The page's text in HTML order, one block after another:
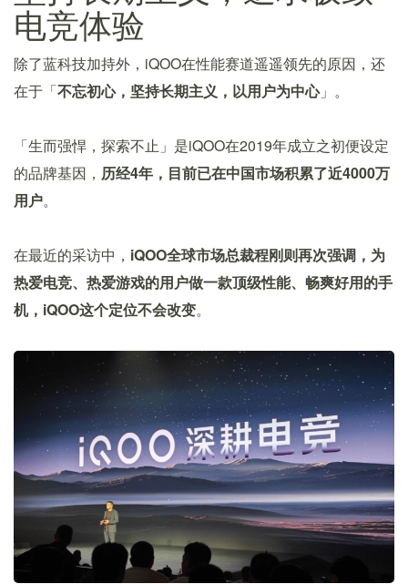
电竞体验
除了蓝科技加持外，iQOO在性能赛道遥遥领先的原因，还
在于「不忘初心，坚持长期主义，以用户为中心」。
「生而强悍，探索不止」是iQOO在2019年成立之初便设定
的品牌基因， 历经4年，目前已在中国市场积累了近4000万
用户。
在最近的采访中， iQOO全球市场总裁程刚则再次强调，为
热爱电竞、热爱游戏的用户做一款顶级性能、畅爽好用的手
机，iQOO这个定位不会改变。